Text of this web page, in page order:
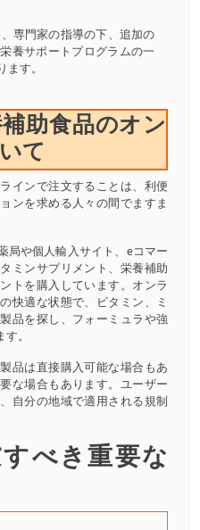
専門家の指導の下、追加の
養サポートプログラムの一
す。
助食品のオン
て
インで注文することは、利便
ンを求める人々の間でますま
局や個人輸入サイト、eコマー
ミンサプリメント、栄養補助
トを購入しています。オンラ
快適な状態で、ビタミン、ミ
品を探し、フォーミュラや強
。
品は直接購入可能な場合もあ
な場合もあります。ユーザー
自分の地域で適用される規制
べき重要な